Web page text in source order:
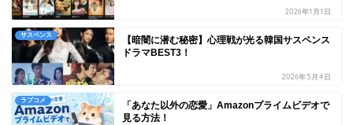
2026年1月1日
サスペンス
【暗闇に潜む秘密】心理戦が光る韓国サスペンス
ドラマBEST3！
2026年5月4日
ラブコメ
「あなた以外の恋愛」Amazonプライムビデオで
見る方法！